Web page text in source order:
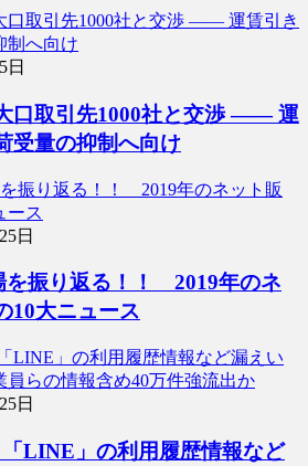
日
口取引先1000社と交渉 ―― 運
受量の抑制へ向け
日
を振り返る！！ 2019年のネ
10大ニュース
日
LINE」の利用履歴情報など